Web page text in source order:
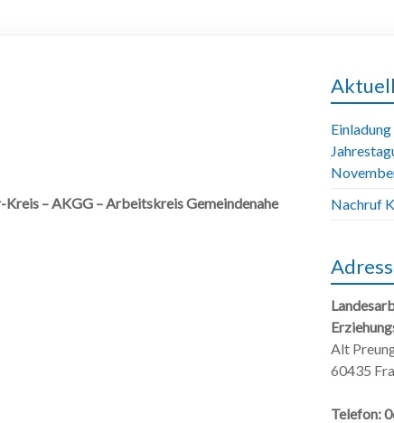
– AKGG – Arbeitskreis Gemeindenahe
Nachruf
Alt
60435
Telefon: